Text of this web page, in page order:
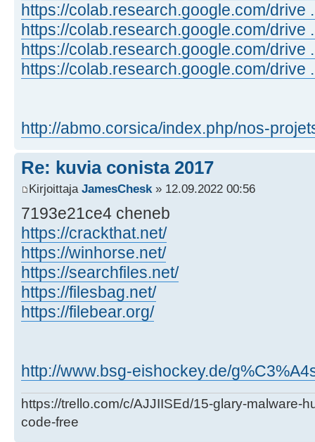
https://colab.research.google.com/drive
https://colab.research.google.com/drive
https://colab.research.google.com/drive
https://colab.research.google.com/drive
http://abmo.corsica/index.php/nos-
Re: kuvia conista 2017
Kirjoittaja JamesChesk » 12.09.2022 00:56
7193e21ce4 cheneb
https://crackthat.net/
https://winhorse.net/
https://searchfiles.net/
https://filesbag.net/
https://filebear.org/
http://www.bsg-eishockey.de/
https://trello.com/c/AJJIISEd/15-glary-malware-
code-free